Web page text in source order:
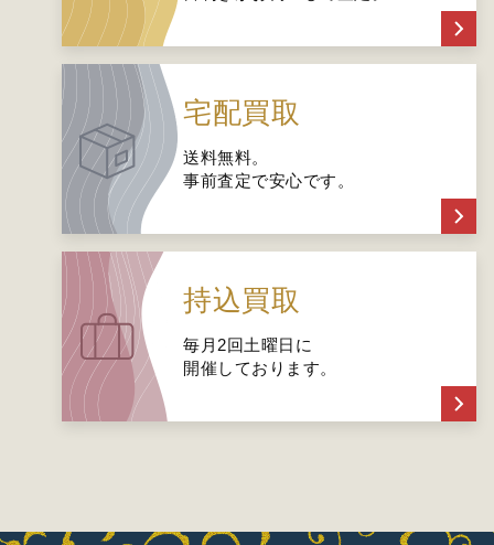
宅配買取
送料無料。
事前査定で安心です。
持込買取
毎月2回土曜日に
開催しております。